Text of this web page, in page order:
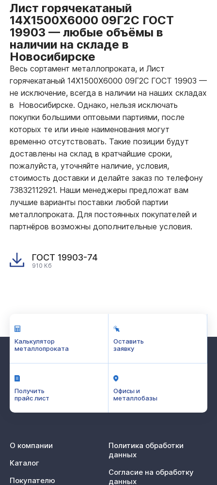
Лист горячекатаный
14Х1500Х6000 09Г2С ГОСТ
19903 — любые объёмы в
наличии на складе в
Новосибирске
Весь сортамент металлопроката, и Лист
горячекатаный 14Х1500Х6000 09Г2С ГОСТ 19903 —
не исключение, всегда в наличии на наших складах
в Новосибирске. Однако, нельзя исключать
покупки большими оптовыми партиями, после
которых те или иные наименования могут
временно отсутствовать. Такие позиции будут
доставлены на склад в кратчайшие сроки,
пожалуйста, уточняйте наличие, условия,
стоимость доставки и делайте заказ по телефону
73832112921. Наши менеджеры предложат вам
лучшие варианты поставки любой партии
металлопроката. Для постоянных покупателей и
партнёров возможны дополнительные условия.
ГОСТ 19903-74
910 Кб
Калькулятор
металлопроката
Оставить
заявку
Получить
прайс лист
Офисы и
металлобазы
О компании
Каталог
Покупателю
Политика обработки
данных
Согласие на обработку
данных